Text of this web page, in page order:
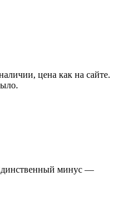
цена как на сайте.
минус —